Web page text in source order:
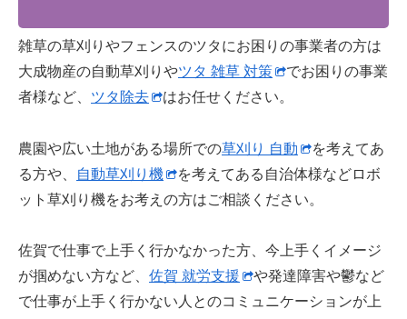
雑草の草刈りやフェンスのツタにお困りの事業者の方は
大成物産の自動草刈りやツタ 雑草 対策
でお困りの事業
者様など、 ツタ除去 はお任せください。
農園や広い土地がある場所での草刈り 自動
を考えてあ
る方や、
自動草刈り機
を考えてある自治体様などロボ
ット草刈り機をお考えの方はご相談ください。
佐賀で仕事で上手く行かなかった方、今上手くイメージ
が掴めない方など、 佐賀 就労支援
や発達障害や鬱など
で仕事が上手く行かない人とのコミュニケーションが上